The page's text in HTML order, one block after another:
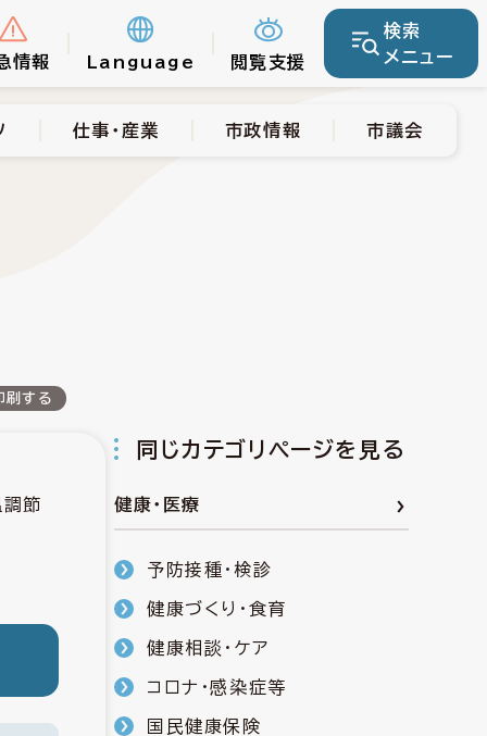
情報 Language 閲覧支援
検索
メニュー
市政情報 市議会
仕事・産業 市政情報 市議会
刷する
調節
同じカテゴリページを見る
健康・医療
予防接種・検診
健康づくり・食育
健康相談・ケア
コロナ・感染症等
国民健康保険